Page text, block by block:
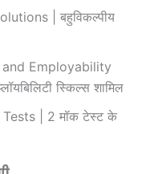
| बहुविकल्पीय
Employability
स्किल्स शामिल
| 2 मॉक टेस्ट के